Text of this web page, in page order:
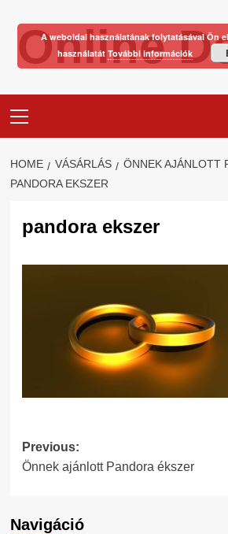
contentOnline
Menu
HOME VÁSÁRLÁS
ÖNNEK AJÁNLOTT
PANDORA EKSZER
pandora ekszer
Post
navigation
Previous:
Önnek ajánlott Pandora ékszer
Navigáció
A weboldal használatának folytatásával Ön
használatát További információk